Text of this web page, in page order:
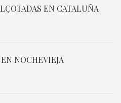
EN CATALUÑA
NOCHEVIEJA